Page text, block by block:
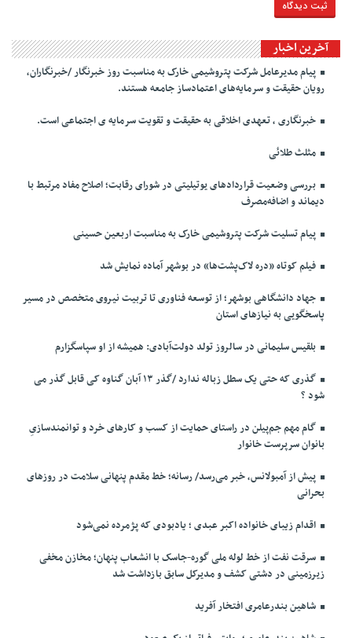
آخرین اخبار
پیام مدیرعامل شرکت پتروشیمی خارک به مناسبت روز خبرنگار /خبرنگاران،
رویان حقیقت و سرمایه‌های اعتمادساز جامعه هستند.
خبرنگاری ، تعهدی اخلاقی به حقیقت و تقویت سرمایه ی اجتماعی است.
مثلث طلائی
بررسی وضعیت قراردادهای یوتیلیتی در شورای رقابت؛ اصلاح مفاد مرتبط با
دیماند و اضافه‌مصرف
پیام تسلیت شرکت پتروشیمی خارک به مناسبت اربعین حسینی
فیلم کوتاه «دره لاک‌پشت‌ها» در بوشهر آماده نمایش شد
جهاد دانشگاهی بوشهر؛ از توسعه فناوری تا تربیت نیروی متخصص در مسیر
پاسخگویی به نیازهای استان
بلقیس سلیمانی در سالروز تولد دولت‌آبادی: همیشه از او سپاسگزارم
گذری که حتی یک سطل زباله ندارد /گذر ۱۳ آبان گناوه کی قابل گذر می
شود ؟
گام مهم جم‌پیلن در راستای حمایت از کسب و کارهای خرد و توانمندسازیِ
بانوان سرپرست خانوار
پیش از آمبولانس، خبر می‌رسد/ رسانه؛ خط مقدم پنهانی سلامت در روزهای
بحرانی
اقدام زیبای خانواده اکبر عبدی ؛ یادبودی که پژمرده نمی‌شود
سرقت نفت از خط لوله ملی گوره-جاسک با انشعاب پنهان؛ مخازن مخفی
زیرزمینی در دشتی کشف و مدیرکل سابق بازداشت شد
شاهین بندرعامری افتخار آفرید